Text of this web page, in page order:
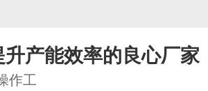
产能效率的良心厂家
作工